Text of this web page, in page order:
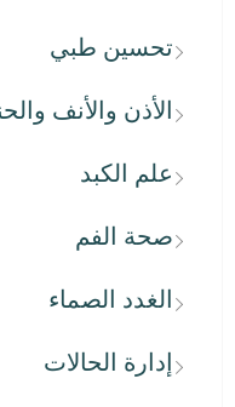
تحسين طبي
الأذن والأنف
علم الكبد
صحة الفم
الغدد الصماء
إدارة الحالات